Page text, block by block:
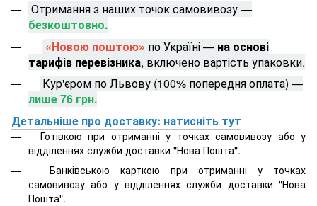
Отримання з наших точок самовивозу —
безкоштовно.
«Новою поштою» по Україні — на основі
тарифів перевізника, включено вартість упаковки.
Кур'єром по Львову (100% попередня оплата) —
лише 76 грн.
Детальніше про доставку: натисніть тут
Готівкою при отриманні у точках самовивозу або у
відділеннях служби доставки "Нова Пошта".
Банківською карткою при отриманні у точках
самовивозу або у відділеннях служби доставки "Нова
Пошта".